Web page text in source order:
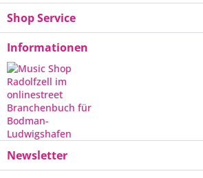
Shop Service
Informationen
Newsletter